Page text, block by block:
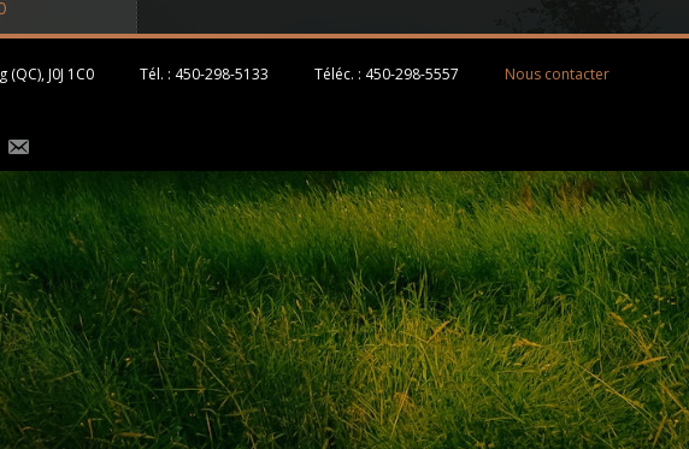
J0J 1C0 Tél. : 450-298-5133 Téléc. : 450-298-5557 Nous contacter